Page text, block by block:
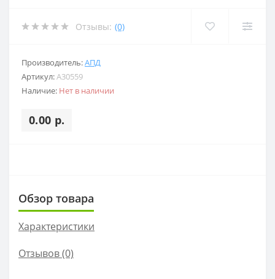
Отзывы: (0)
Производитель:АПД
Артикул:A30559
Наличие: Нет в наличии
0.00 р.
Обзор товара
Характеристики
Отзывов (0)